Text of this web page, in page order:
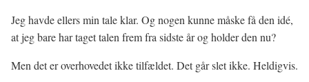
Jeg havde ellers min tale klar. Og nogen kunne måske få den idé,
at jeg bare har taget talen frem fra sidste år og holder den nu?
Men det er overhovedet ikke tilfældet. Det går slet ikke. Heldigvis.